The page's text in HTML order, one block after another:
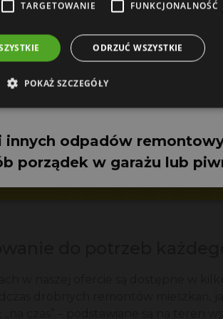
odpady
TARGETOWANIE FUNKCJONALNOŚĆ
ODRZUĆ WSZYSTKIE
POKAŻ SZCZEGÓŁY
innych odpadów
porządek w garażu lub